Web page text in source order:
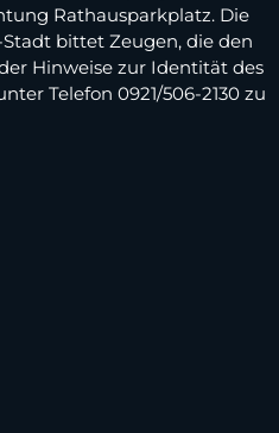
Rathausparkplatz. Die
bittet Zeugen, die den
Hinweise zur Identität des
Telefon 0921/506-2130 zu